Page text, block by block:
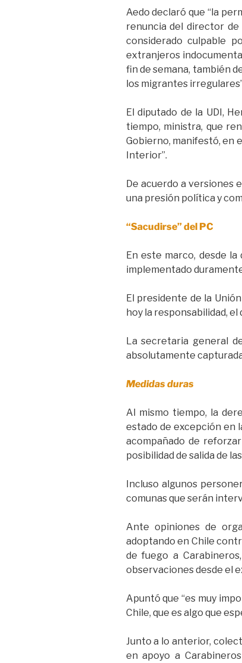
Aedo declaró que “la
renuncia del director
considerado culpable
extranjeros
fin de semana, también
los migrantes
El diputado de la UDI,
tiempo, ministra, que
Gobierno, manifestó, en
Interior”.
De acuerdo a versiones
una presión política y
“Sacudirse” del PC
En este marco, desde
implementado
El presidente de la
hoy la responsabilidad, el
La secretaria general
absolutamente
Medidas duras
Al mismo tiempo, la
estado de excepción en
acompañado de
posibilidad de salida de
Incluso algunos
comunas que serán
Ante opiniones de
adoptando en Chile
de fuego a
observaciones desde el
Apuntó que “es muy
Chile, que es algo que
Junto a lo anterior,
en apoyo a